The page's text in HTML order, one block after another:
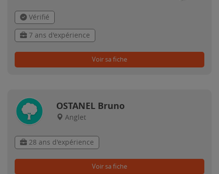
Vérifié
7 ans d'expérience
Voir sa fiche
OSTANEL Bruno
Anglet
28 ans d'expérience
Voir sa fiche